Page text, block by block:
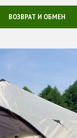
ВОЗВРАТ И ОБМЕН